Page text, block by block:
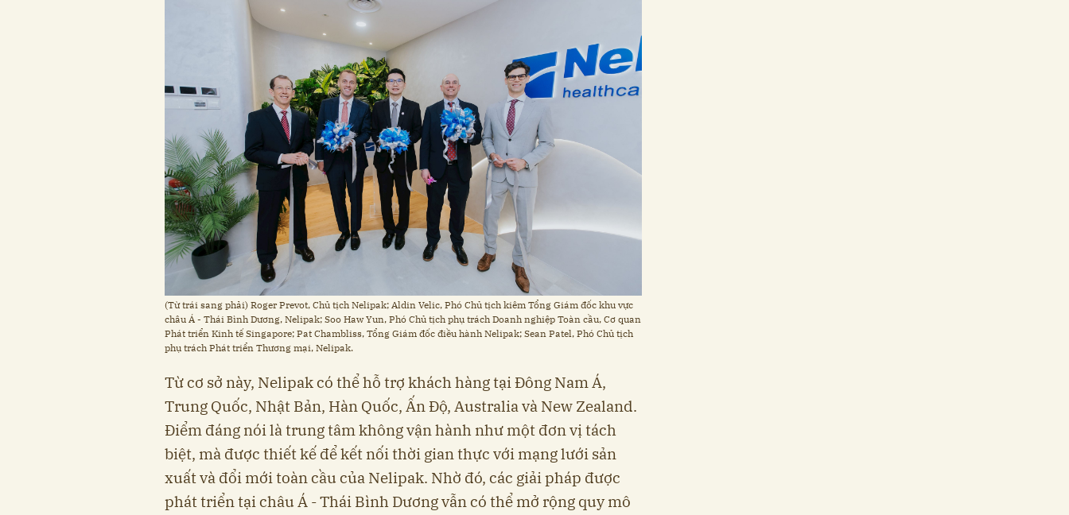
(Từ trái sang phải) Roger Prevot, Chủ tịch Nelipak; Aldin Velic, Phó Chủ tịch kiêm Tổng Giám đốc khu vực
châu Á - Thái Bình Dương, Nelipak; Soo Haw Yun, Phó Chủ tịch phụ trách Doanh nghiệp Toàn cầu, Cơ quan
Phát triển Kinh tế Singapore; Pat Chambliss, Tổng Giám đốc điều hành Nelipak; Sean Patel, Phó Chủ tịch
phụ trách Phát triển Thương mại, Nelipak.
Từ cơ sở này, Nelipak có thể hỗ trợ khách hàng tại Đông Nam Á,
Trung Quốc, Nhật Bản, Hàn Quốc, Ấn Độ, Australia và New Zealand.
Điểm đáng nói là trung tâm không vận hành như một đơn vị tách
biệt, mà được thiết kế để kết nối thời gian thực với mạng lưới sản
xuất và đổi mới toàn cầu của Nelipak. Nhờ đó, các giải pháp được
phát triển tại châu Á - Thái Bình Dương vẫn có thể mở rộng quy mô